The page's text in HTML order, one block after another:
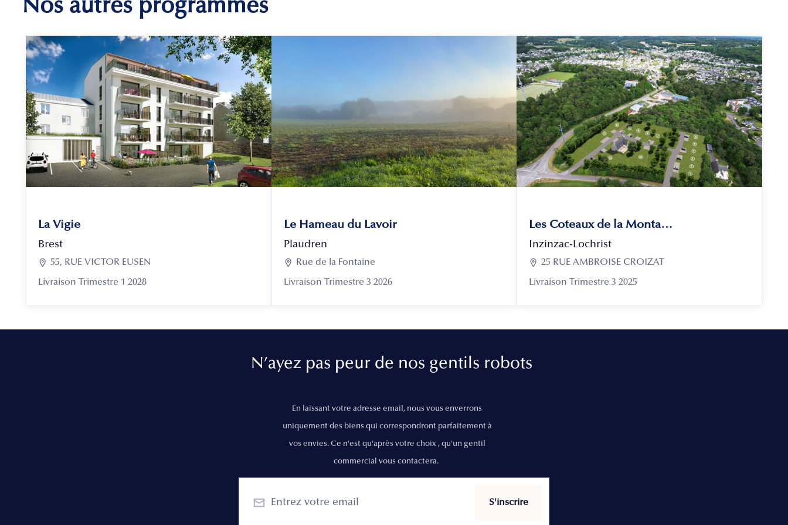
Nos autres programmes
La Vigie
Brest
 55, RUE VICTOR EUSEN
Livraison Trimestre 1 2028
Le Hameau du Lavoir
Plaudren
 Rue de la Fontaine
Livraison Trimestre 3 2026
Les Coteaux de la Montagne
Inzinzac-Lochrist
 25 RUE AMBROISE CROIZAT
Livraison Trimestre 3 2025
N’ayez pas peur de nos gentils robots
En laissant votre adresse email, nous vous enverrons
uniquement des biens qui correspondront parfaitement à
vos envies. Ce n'est qu'après votre choix , qu'un gentil
commercial vous contactera.